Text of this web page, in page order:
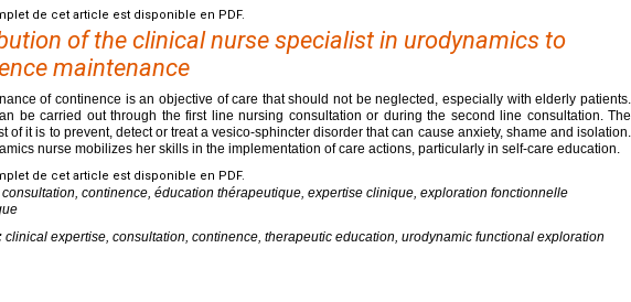
de cet article est disponible en PDF.
of the clinical nurse specialist in urodynamics to
maintenance
of continence is an objective of care that should not be neglected, especially with elderly patients.
be carried out through the first line nursing consultation or during the second line consultation. The
of it is to prevent, detect or treat a vesico-sphincter disorder that can cause anxiety, shame and isolation.
nurse mobilizes her skills in the implementation of care actions, particularly in self-care education.
de cet article est disponible en PDF.
consultation, continence, éducation thérapeutique, expertise clinique, exploration fonctionnelle
clinical expertise, consultation, continence, therapeutic education, urodynamic functional exploration